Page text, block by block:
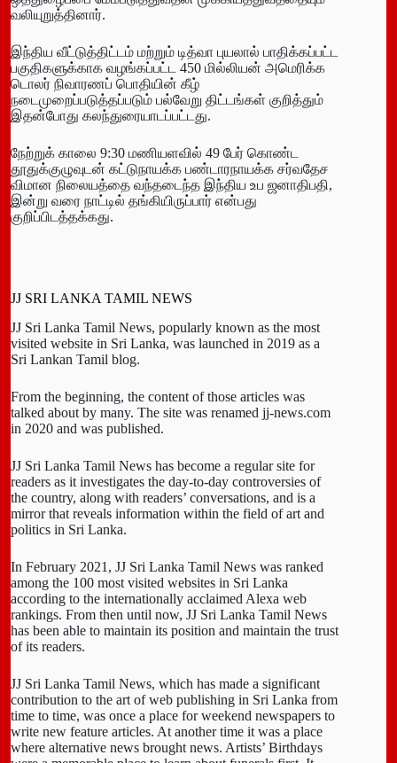
வலியுறுத்தினார்.
இந்திய வீட்டுத்திட்டம் மற்றும் டித்வா புயலால் பாதிக்கப்பட்ட
பகுதிகளுக்காக வழங்கப்பட்ட 450 மில்லியன் அமெரிக்க
டொலர் நிவாரணப் பொதியின் கீழ்
நடைமுறைப்படுத்தப்படும் பல்வேறு திட்டங்கள் குறித்தும்
இதன்போது கலந்துரையாடப்பட்டது.
நேற்றுக் காலை 9:30 மணியளவில் 49 பேர் கொண்ட
தூதுக்குழுவுடன் கட்டுநாயக்க பண்டாரநாயக்க சர்வதேச
விமான நிலையத்தை வந்தடைந்த இந்திய உப ஜனாதிபதி,
இன்று வரை நாட்டில் தங்கியிருப்பார் என்பது
குறிப்பிடத்தக்கது.
JJ SRI LANKA TAMIL NEWS
JJ Sri Lanka Tamil News, popularly known as the most
visited website in Sri Lanka, was launched in 2019 as a
Sri Lankan Tamil blog.
From the beginning, the content of those articles was
talked about by many. The site was renamed jj-news.com
in 2020 and was published.
JJ Sri Lanka Tamil News has become a regular site for
readers as it investigates the day-to-day controversies of
the country, along with readers’ conversations, and is a
mirror that reveals information within the field of art and
politics in Sri Lanka.
In February 2021, JJ Sri Lanka Tamil News was ranked
among the 100 most visited websites in Sri Lanka
according to the internationally acclaimed Alexa web
rankings. From then until now, JJ Sri Lanka Tamil News
has been able to maintain its position and maintain the trust
of its readers.
JJ Sri Lanka Tamil News, which has made a significant
contribution to the art of web publishing in Sri Lanka from
time to time, was once a place for weekend newspapers to
write new feature articles. At another time it was a place
where alternative news brought news. Artists’ Birthdays